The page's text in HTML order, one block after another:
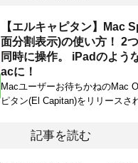
【エルキャピタン】Mac
面分割表示)の使い方！ 2
同時に操作。 iPadのよう
acに！
Macユーザーお待ちかねのMac
ピタン(El Capitan)をリリースさ
記事を読む